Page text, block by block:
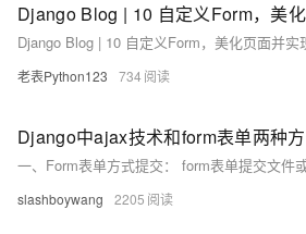
老表Python123 734
Django中ajax技术和form表单两种
slashboywang 2205